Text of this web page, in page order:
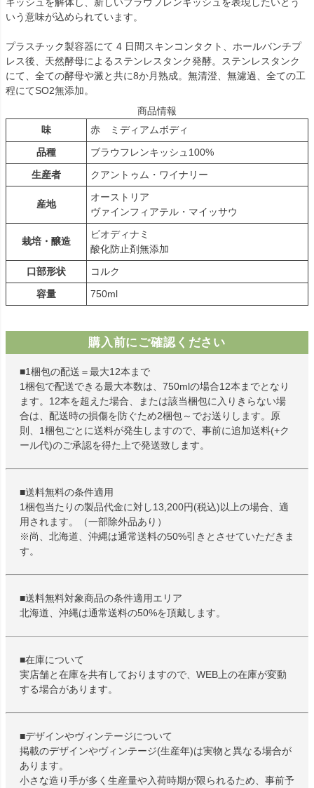
いう意味が込められています。
プラスチック製容器にて 4 日間スキンコンタクト、ホールバンチプ
レス後、天然酵母によるステンレスタンク発酵。ステンレスタンク
にて、全ての酵母や澱と共に8か月熟成。無清澄、無濾過、全ての工
程にてSO2無添加。
商品情報
味
赤 ミディアムボディ
品種
ブラウフレンキッシュ100%
生産者
クアントゥム・ワイナリー
産地
オーストリア
ヴァインフィアテル・マイッサウ
栽培・醸造
ビオディナミ
酸化防止剤無添加
口部形状
コルク
容量
750ml
購入前にご確認ください
■1梱包の配送＝最大12本まで
1梱包で配送できる最大本数は、750mlの場合12本までとなり
ます。12本を超えた場合、または該当梱包に入りきらない場
合は、配送時の損傷を防ぐため2梱包～でお送りします。原
則、1梱包ごとに送料が発生しますので、事前に追加送料(+ク
ール代)のご承認を得た上で発送致します。
■送料無料の条件適用
1梱包当たりの製品代金に対し13,200円(税込)以上の場合、適
用されます。（一部除外品あり）
※尚、北海道、沖縄は通常送料の50%引きとさせていただきま
す。
■送料無料対象商品の条件適用エリア
北海道、沖縄は通常送料の50%を頂戴します。
■在庫について
実店舗と在庫を共有しておりますので、WEB上の在庫が変動
する場合があります。
■デザインやヴィンテージについて
掲載のデザインやヴィンテージ(生産年)は実物と異なる場合が
あります。
小さな造り手が多く生産量や入荷時期が限られるため、事前予